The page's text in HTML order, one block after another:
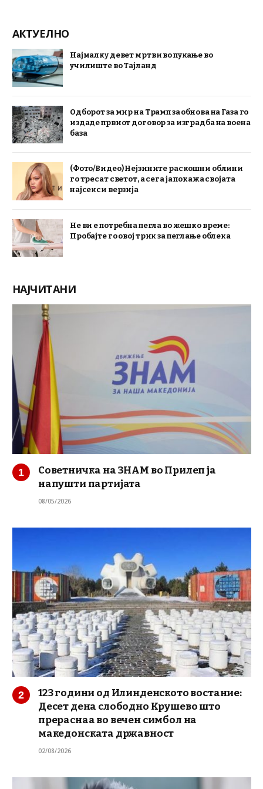
АКТУЕЛНО
Најмалку девет мртви во пукање во
училиште во Тајланд
Одборот за мир на Трамп за обнова на Газа го
издаде првиот договор за изградба на воена
база
(Фото/Видео) Нејзините раскошни облини
го тресат светот, а сега ја покажа својата
најсекси верзија
Не ви е потребна пегла во жешко време:
Пробајте го овој трик за пеглање облека
НАЈЧИТАНИ
Советничка на ЗНАМ во Прилеп ја
напушти партијата
08/05/2026
123 години од Илинденското востание:
Десет дена слободно Крушево што
прераснаа во вечен симбол на
македонската државност
02/08/2026